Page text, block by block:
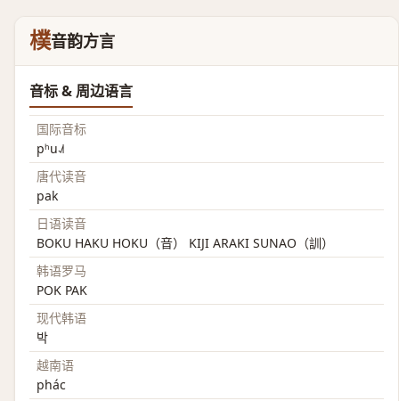
樸音韵方言
音标 & 周边语言
国际音标
pʰu˨˩˦
唐代读音
pak
日语读音
BOKU HAKU HOKU（音） KIJI ARAKI SUNAO（訓）
韩语罗马
POK PAK
现代韩语
박
越南语
phác